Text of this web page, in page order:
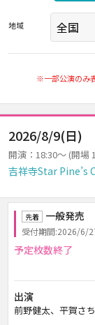
地域
※一部公演のみ
2026/8/9(日)
開演：18:30～ (開場
吉祥寺Star Pine’s
先着 一般発売
受付期間:2026/6/
予定枚数終了
出演
前野健太、平賀さ